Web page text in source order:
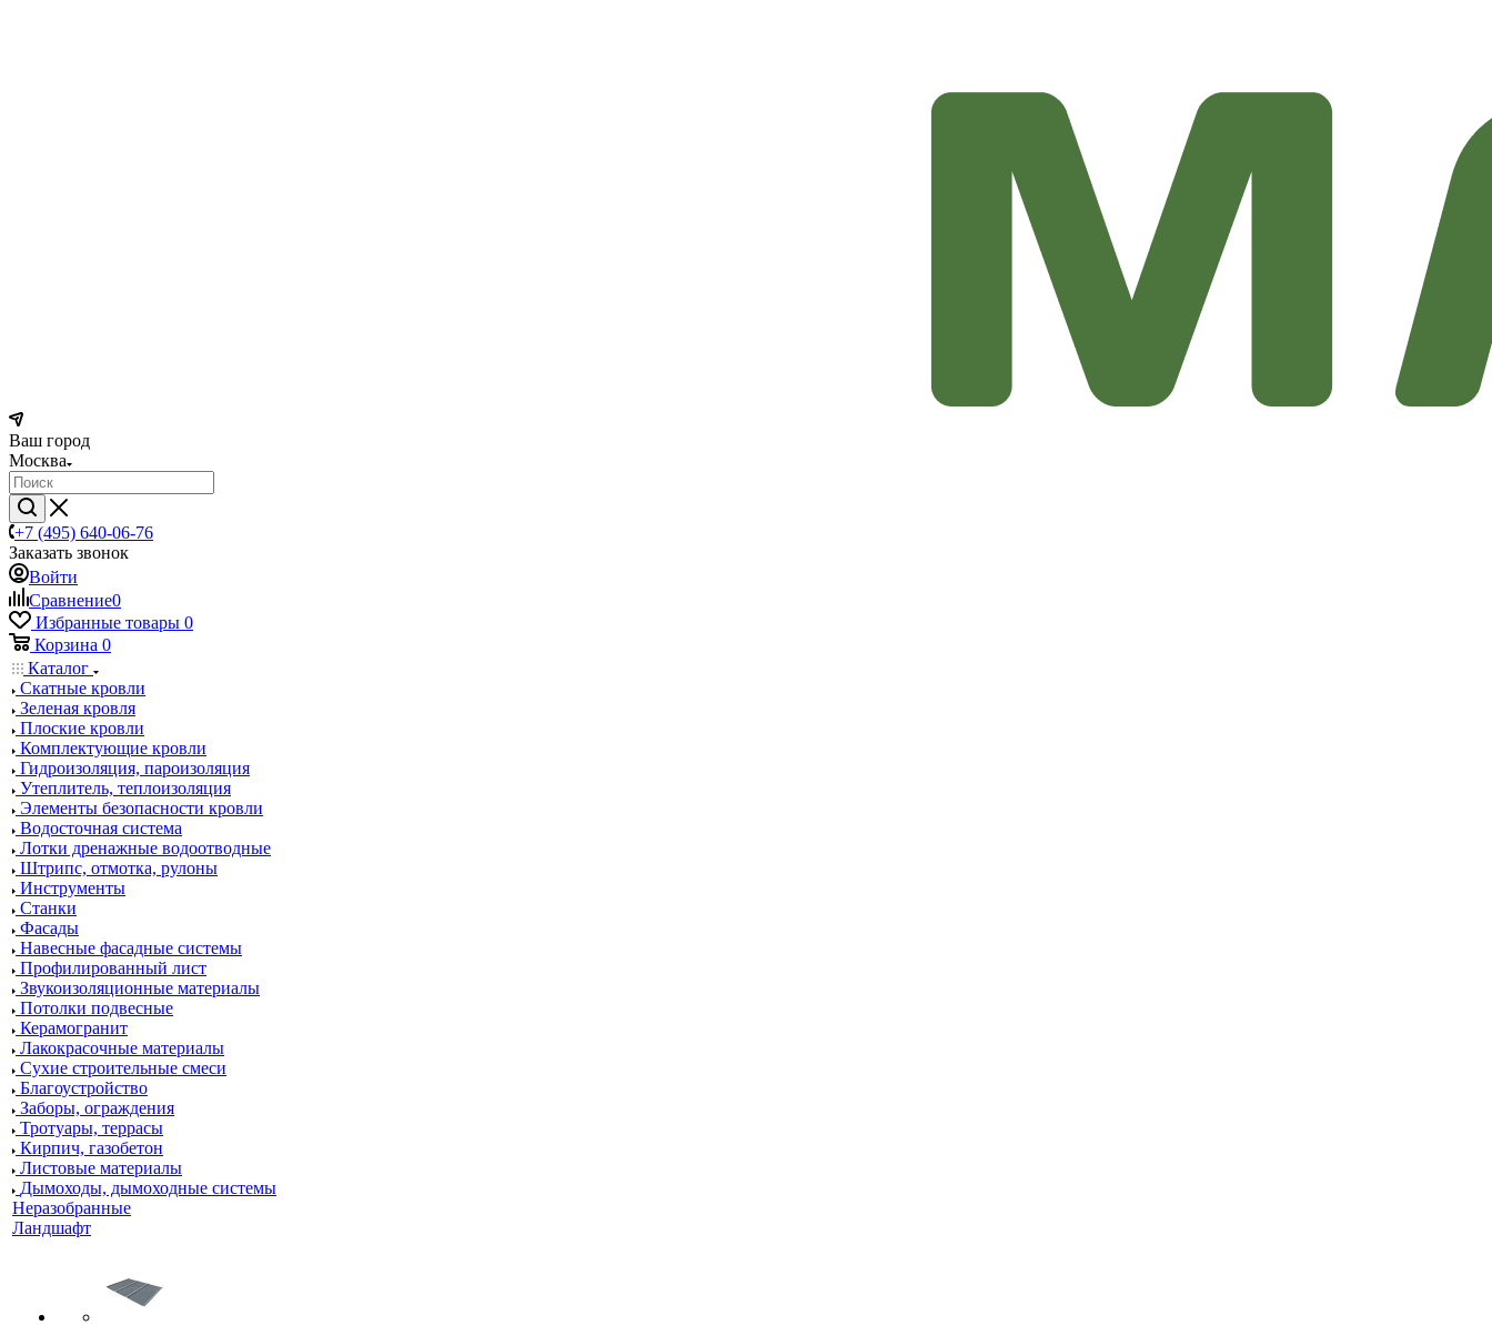
Ваш город
Москва
+7 (495) 640-06-76
Заказать звонок
Войти
Сравнение0
Избранные товары 0
Корзина 0
Каталог
Скатные кровли
Зеленая кровля
Плоские кровли
Комплектующие кровли
Гидроизоляция, пароизоляция
Утеплитель, теплоизоляция
Элементы безопасности кровли
Водосточная система
Лотки дренажные водоотводные
Штрипс, отмотка, рулоны
Инструменты
Станки
Фасады
Навесные фасадные системы
Профилированный лист
Звукоизоляционные материалы
Потолки подвесные
Керамогранит
Лакокрасочные материалы
Сухие строительные смеси
Благоустройство
Заборы, ограждения
Тротуары, террасы
Кирпич, газобетон
Листовые материалы
Дымоходы, дымоходные системы
Неразобранные
Ландшафт